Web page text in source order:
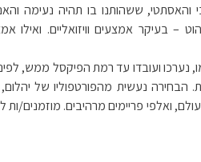
ששהותנו בו תהיה נעימה
– בעיקר אמצעים וויזואליים. ואילו
נערכו ועובדו עד רמת הפיקסל ממש,
הבחירה נעשית מהפורטפוליו של
ואלפי פריימים מרהיבים. מוזמנים/ות